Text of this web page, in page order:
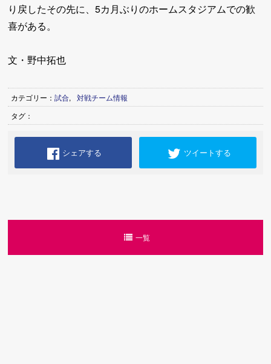
り戻したその先に、5カ月ぶりのホームスタジアムでの歓
喜がある。
文・野中拓也
カテゴリー：試合,
対戦チーム情報
タグ：
シェアする ツイートする
一覧